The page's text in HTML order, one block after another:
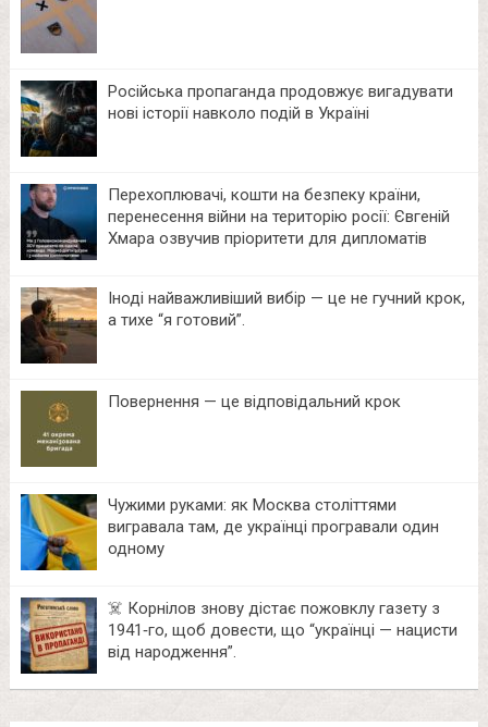
Російська пропаганда продовжує вигадувати
нові історії навколо подій в Україні
Перехоплювачі, кошти на безпеку країни,
перенесення війни на територію росії: Євгеній
Хмара озвучив пріоритети для дипломатів
Іноді найважливіший вибір — це не гучний крок,
а тихе “я готовий”.
Повернення — це відповідальний крок
Чужими руками: як Москва століттями
вигравала там, де українці програвали один
одному
☠️ Корнілов знову дістає пожовклу газету з
1941‑го, щоб довести, що “українці — нацисти
від народження”.